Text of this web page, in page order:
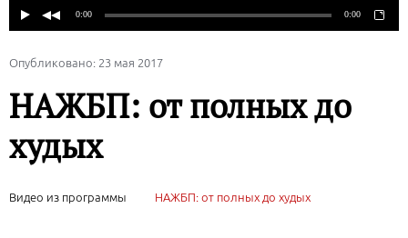
Опубликовано: 23 мая 2017
НАЖБП: от полных до
худых
Видео из программы НАЖБП: от полных до худых